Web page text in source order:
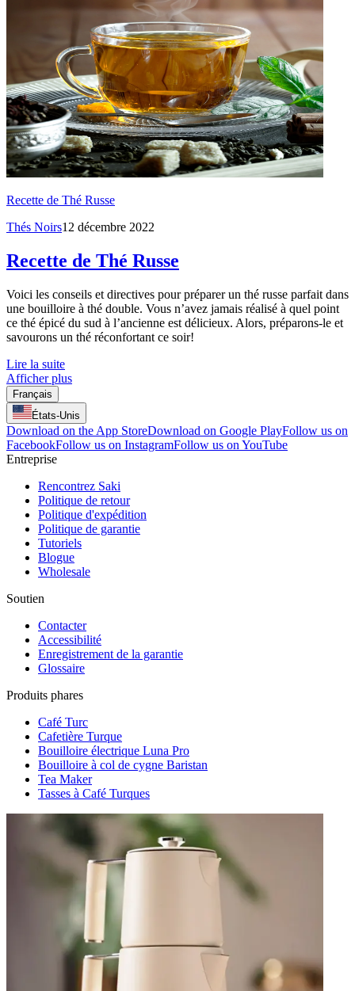
Recette de Thé Russe
Thés Noirs12 décembre 2022
Recette de Thé Russe
Voici les conseils et directives pour préparer un thé russe parfait dans
une bouilloire à thé double. Vous n’avez jamais réalisé à quel point
ce thé épicé du sud à l’ancienne est délicieux. Alors, préparons-le et
savourons un thé réconfortant ce soir!
Lire la suite
Afficher plus
Français
États-Unis
Download on the App StoreDownload on Google PlayFollow us on
FacebookFollow us on InstagramFollow us on YouTube
Entreprise
Rencontrez Saki
Politique de retour
Politique d'expédition
Politique de garantie
Tutoriels
Blogue
Wholesale
Soutien
Contacter
Accessibilité
Enregistrement de la garantie
Glossaire
Produits phares
Café Turc
Cafetière Turque
Bouilloire électrique Luna Pro
Bouilloire à col de cygne Baristan
Tea Maker
Tasses à Café Turques